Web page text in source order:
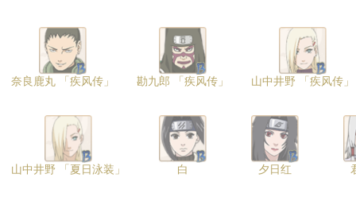
奈良鹿丸 「疾风传」 勘九郎 「疾风传」 山中井野 「疾风传」
山中井野 「夏日泳装」 白 夕日红